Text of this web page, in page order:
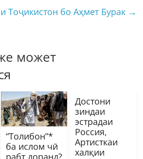
Тоҷикистон бо Аҳмет Бурак →
может
“Толибон”*
ба ислом чӣ
рабт доранд?
Достони
зиндаи
эстрадаи
Россия,
Артисткаи
халқии